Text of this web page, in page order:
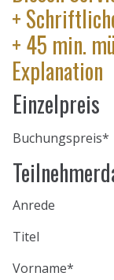
+
+ 45 min.
Explanation
Einzelpreis
Buchungspreis*
Anrede
Titel
Vorname*